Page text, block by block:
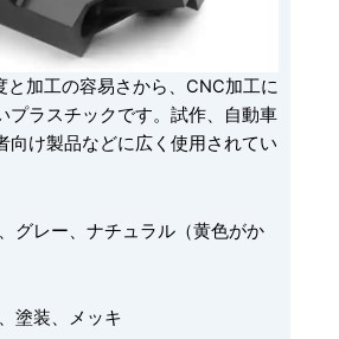
と加工の容易さから、CNC加工に
プラスチックです。試作、自動車
向け製品などに広く使用されてい
グレー、ナチュラル（黄色がか
塗装、メッキ